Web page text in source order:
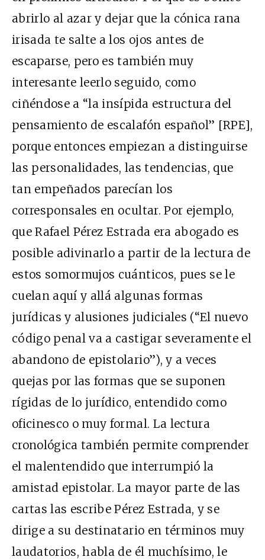
abrirlo al azar y dejar que la cónica rana
irisada te salte a los ojos antes de
escaparse, pero es también muy
interesante leerlo seguido, como
ciñéndose a “la insípida estructura del
pensamiento de escalafón español” [RPE],
porque entonces empiezan a distinguirse
las personalidades, las tendencias, que
tan empeñados parecían los
corresponsales en ocultar. Por ejemplo,
que Rafael Pérez Estrada era abogado es
posible adivinarlo a partir de la lectura de
estos somormujos cuánticos, pues se le
cuelan aquí y allá algunas formas
jurídicas y alusiones judiciales (“El nuevo
código penal va a castigar severamente el
abandono de epistolario”), y a veces
quejas por las formas que se suponen
rígidas de lo jurídico, entendido como
oficinesco o muy formal. La lectura
cronológica también permite comprender
el malentendido que interrumpió la
amistad epistolar. La mayor parte de las
cartas las escribe Pérez Estrada, y se
dirige a su destinatario en términos muy
laudatorios, habla de él muchísimo, le